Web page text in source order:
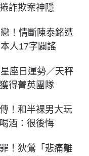
詐欺案神隱
！情斷陳泰銘遭
人17字闢謠
座日運勢／天秤
得菁英團隊
！和半裸男大玩
酒：很後悔
！狄鶯「悲痛離